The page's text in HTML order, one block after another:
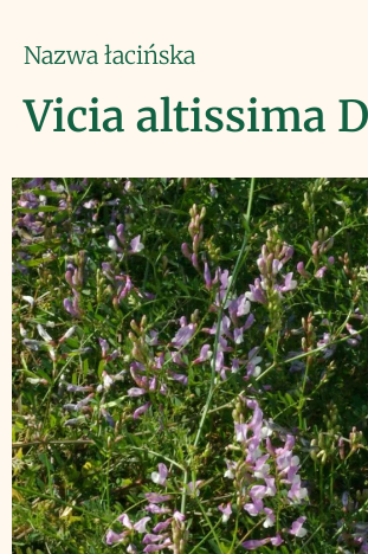
Nazwa łacińska
Vicia altissima